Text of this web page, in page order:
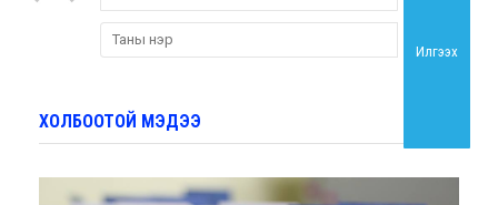
Илгээх
ХОЛБООТОЙ МЭДЭЭ